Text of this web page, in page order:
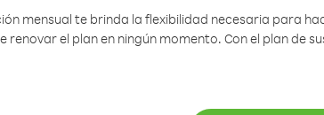
mensual te brinda la flexibilidad necesaria para
renovar el plan en ningún momento. Con el plan de